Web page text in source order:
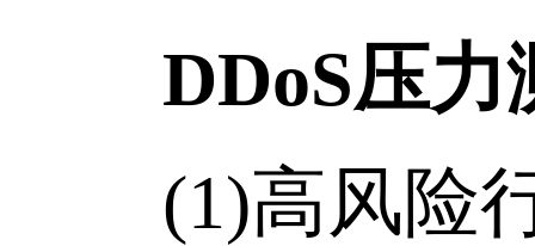
DDoS压
(1)高风险行